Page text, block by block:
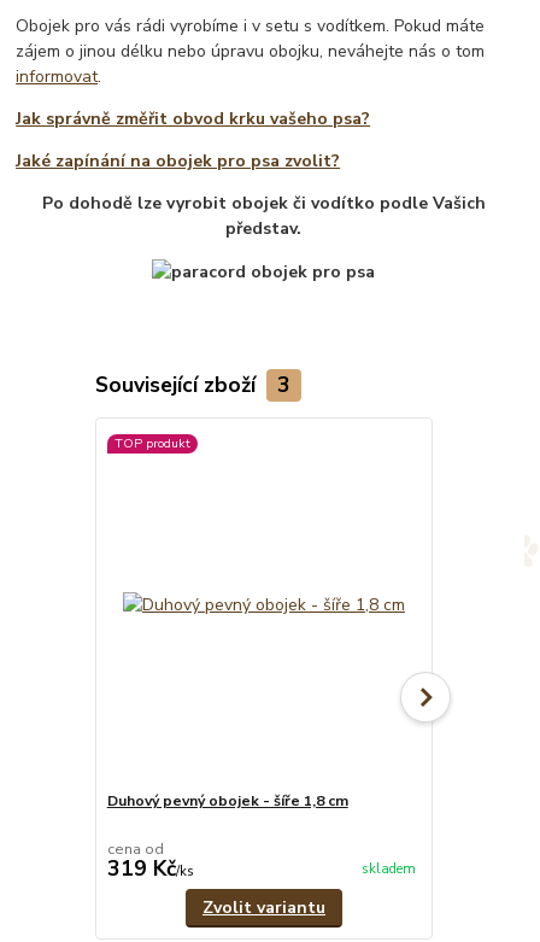
Obojek pro vás rádi vyrobíme i v setu s vodítkem. Pokud máte
zájem o jinou délku nebo úpravu obojku, neváhejte nás o tom
informovat.
Jak správně změřit obvod krku vašeho psa?
Jaké zapínání na obojek pro psa zvolit?
Po dohodě lze vyrobit obojek či vodítko podle Vašich
představ.
Související zboží 3
TOP produkt
Duhový pevný obojek - šíře 1,8 cm
cena od
319 Kč/ks skladem
Zvolit variantu